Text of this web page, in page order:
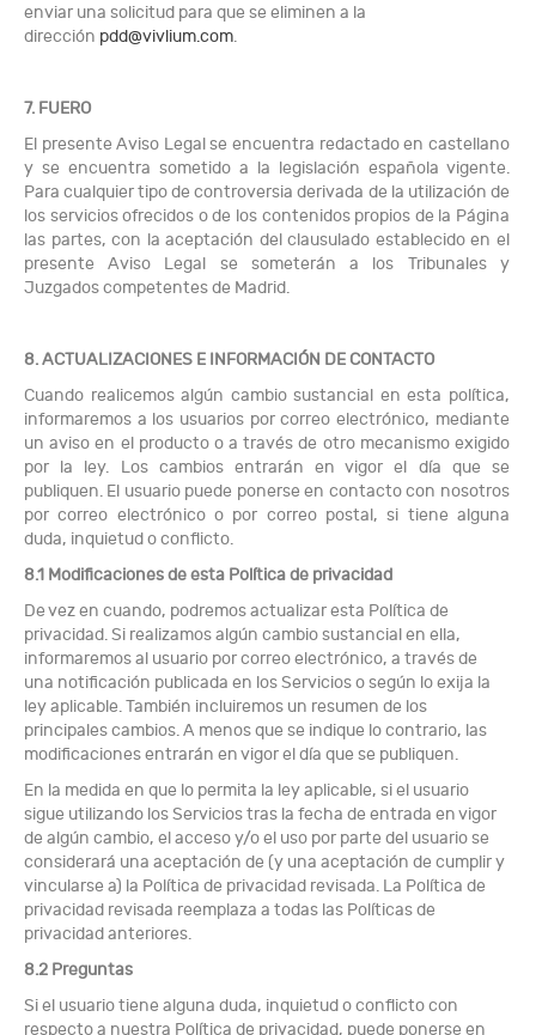
enviar una solicitud para que se eliminen a la
dirección pdd@vivlium.com.
7. FUERO
El presente Aviso Legal se encuentra redactado en castellano
y se encuentra sometido a la legislación española vigente.
Para cualquier tipo de controversia derivada de la utilización de
los servicios ofrecidos o de los contenidos propios de la Página
las partes, con la aceptación del clausulado establecido en el
presente Aviso Legal se someterán a los Tribunales y
Juzgados competentes de Madrid.
8. ACTUALIZACIONES E INFORMACIÓN DE CONTACTO
Cuando realicemos algún cambio sustancial en esta política,
informaremos a los usuarios por correo electrónico, mediante
un aviso en el producto o a través de otro mecanismo exigido
por la ley. Los cambios entrarán en vigor el día que se
publiquen. El usuario puede ponerse en contacto con nosotros
por correo electrónico o por correo postal, si tiene alguna
duda, inquietud o conflicto.
8.1 Modificaciones de esta Política de privacidad
De vez en cuando, podremos actualizar esta Política de
privacidad. Si realizamos algún cambio sustancial en ella,
informaremos al usuario por correo electrónico, a través de
una notificación publicada en los Servicios o según lo exija la
ley aplicable. También incluiremos un resumen de los
principales cambios. A menos que se indique lo contrario, las
modificaciones entrarán en vigor el día que se publiquen.
En la medida en que lo permita la ley aplicable, si el usuario
sigue utilizando los Servicios tras la fecha de entrada en vigor
de algún cambio, el acceso y/o el uso por parte del usuario se
considerará una aceptación de (y una aceptación de cumplir y
vincularse a) la Política de privacidad revisada. La Política de
privacidad revisada reemplaza a todas las Políticas de
privacidad anteriores.
8.2 Preguntas
Si el usuario tiene alguna duda, inquietud o conflicto con
respecto a nuestra Política de privacidad, puede ponerse en